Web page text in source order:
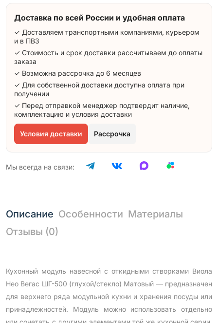
Доставка по всей России и удобная оплата
✓ Доставляем транспортными компаниями, курьером
и в ПВЗ
✓ Стоимость и срок доставки рассчитываем до оплаты
заказа
✓ Возможна рассрочка до 6 месяцев
✓ Для собственной доставки доступна оплата при
получении
✓ Перед отправкой менеджер подтвердит наличие,
комплектацию и условия доставки
Условия доставки Рассрочка
Мы всегда на связи:
Описание Особенности Материалы
Отзывы (0)
Кухонный модуль навесной с откидными створками Виола
Нео Вегас ШГ-500 (глухой/стекло) Матовый — предназначен
для верхнего ряда модульной кухни и хранения посуды или
принадлежностей. Модуль можно использовать отдельно